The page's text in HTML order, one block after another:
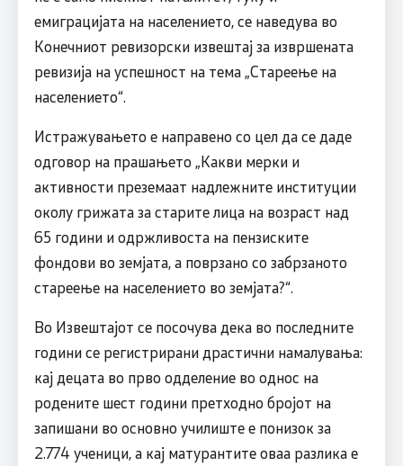
емиграцијата на населението, се наведува во
Конечниот ревизорски извештај за извршената
ревизија на успешност на тема „Стареење на
населението“.
Истражувањето е направено со цел да се даде
одговор на прашањето „Какви мерки и
активности преземаат надлежните институции
околу грижата за старите лица на возраст над
65 години и одржливоста на пензиските
фондови во земјата, а поврзано со забрзаното
стареење на населението во земјата?“.
Во Извештајот се посочува дека во последните
години се регистрирани драстични намалувања:
кај децата во прво одделение во однос на
родените шест години претходно бројот на
запишани во основно училиште е понизок за
2.774 ученици, а кај матурантите оваа разлика е